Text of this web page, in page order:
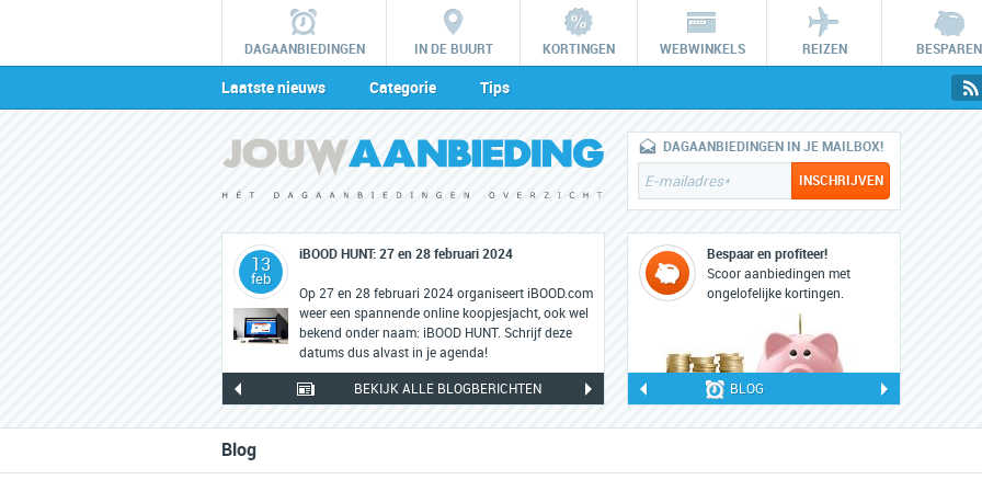
DAGAANBIEDINGEN IN DE BUURT KORTINGEN WEBWINKELS REIZEN BESPAREN
Laatste nieuws Categorie Tips
13
feb
iBOOD HUNT: 27 en 28 februari 2024
Op 27 en 28 februari 2024 organiseert iBOOD.com
weer een spannende online koopjesjacht, ook wel
bekend onder naam: iBOOD HUNT. Schrijf deze
datums dus alvast in je agenda!
22
feb
iBOOD HUNT: 22 en 23 februari 2023
Op woensdag 22 en donderdag 23 februari 2023
staat iBOOD weer in teken van de grootste online
koopjesjacht: iBOOD HUNT.
BEKIJK ALLE BLOGBERICHTEN
DAGAANBIEDINGEN IN JE MAILBOX!
Bespaar en profiteer!
Scoor aanbiedingen met
ongelofelijke kortingen.
BLOG
Blog